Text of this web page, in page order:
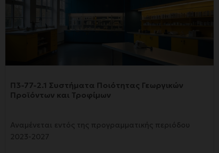
Π3-77-2.1 Συστήματα Ποιότητας Γεωργικών
Προϊόντων και Τροφίμων